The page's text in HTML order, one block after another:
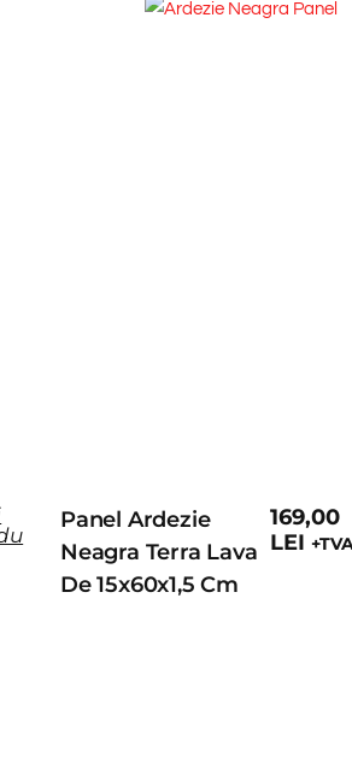
Panel Ardezie
Neagra Terra Lava
De 15x60x1,5 Cm
169,00
LEI